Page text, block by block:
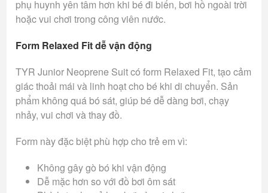
phụ huynh yên tâm hơn khi bé đi biển, bơi hồ ngoài trời
hoặc vui chơi trong công viên nước.
Form Relaxed Fit dễ vận động
TYR Junior Neoprene Suit có form Relaxed Fit, tạo cảm
giác thoải mái và linh hoạt cho bé khi di chuyển. Sản
phẩm không quá bó sát, giúp bé dễ dàng bơi, chạy
nhảy, vui chơi và thay đồ.
Form này đặc biệt phù hợp cho trẻ em vì:
Không gây gò bó khi vận động
Dễ mặc hơn so với đồ bơi ôm sát